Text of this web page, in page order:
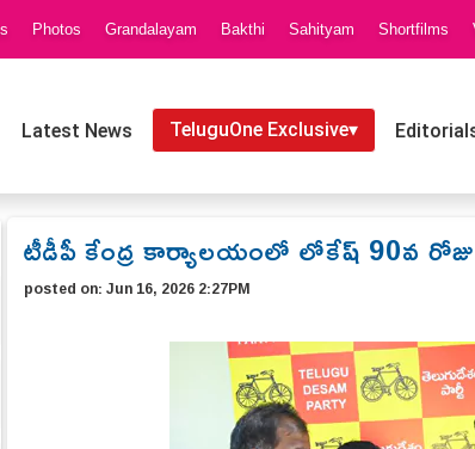
Photos Grandalayam Bakthi Sahityam Shortfilms
Latest News TeluguOne Exclusive▾
టీడీపీ కేంద్ర కార్యాలయంలో లోకేష్ 90వ రోజు
posted on:Jun 16, 2026 2:27PM